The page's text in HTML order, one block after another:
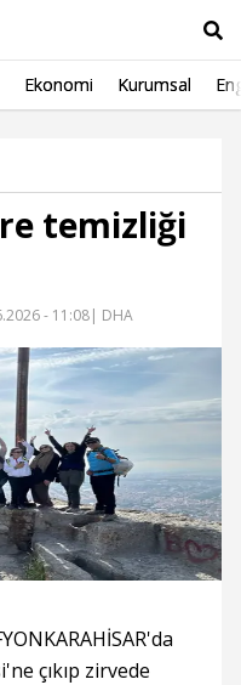
Ekonomi Kurumsal
temizliği
- 11:08| DHA
çıkıp zirvede